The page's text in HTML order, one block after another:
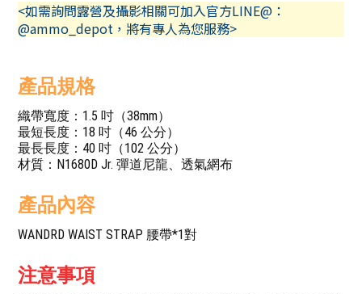
<如需詢問露營及攝影相關可加入官方LINE@：
@ammo_depot，將有專人為您服務>
產品規格
織帶寬度：1.5 吋（38mm）
最短長度：18 吋（46 公分）
最長長度：40 吋（102 公分）
材質：N1680D Jr. 彈道尼龍、透氣網布
產品內容
WANDRD WAIST STRAP 腰帶*1對
注意事項